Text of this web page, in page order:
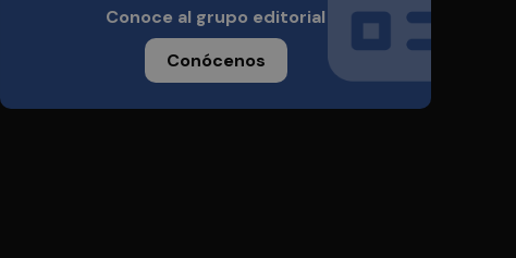
Conoce al grupo editorial
Conócenos